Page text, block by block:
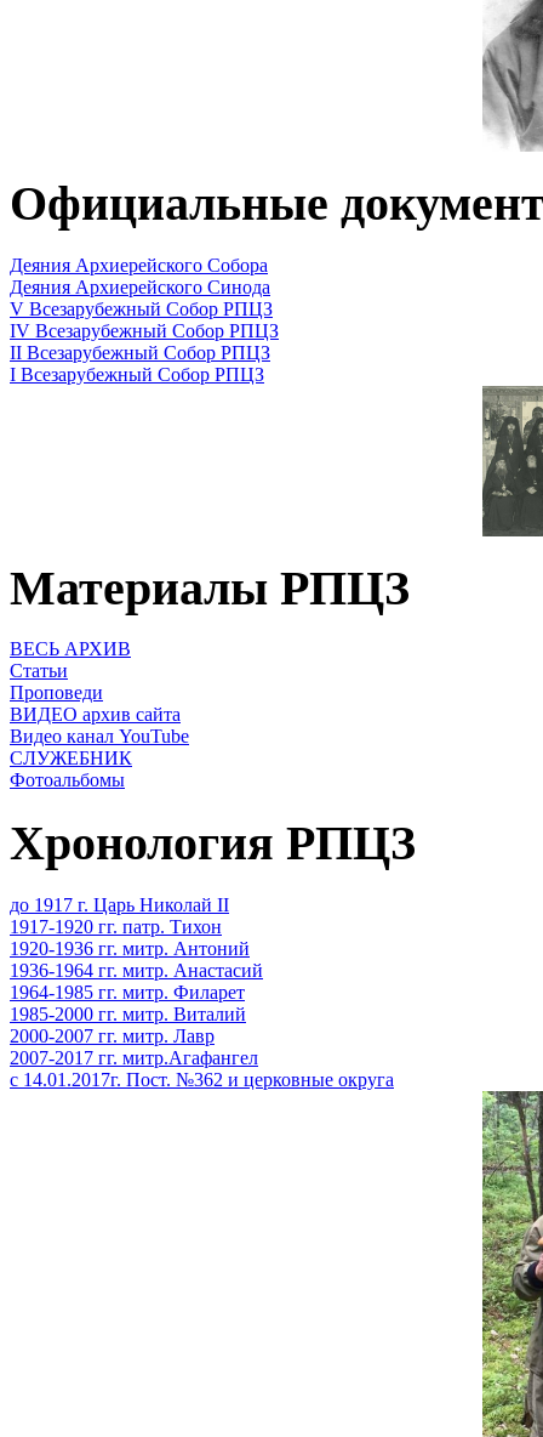
Официальные
Деяния Архиерейского Собора
Деяния Архиерейского Синода
V Всезарубежный Собор РПЦЗ
IV Всезарубежный Собор РПЦЗ
II Всезарубежный Собор РПЦЗ
I Всезарубежный Собор РПЦЗ
Материалы РПЦЗ
ВЕСЬ АРХИВ
Статьи
Проповеди
ВИДЕО архив сайта
Видео канал YouTube
СЛУЖЕБНИК
Фотоальбомы
Хронология РПЦЗ
до 1917 г. Царь Николай II
1917-1920 гг. патр. Тихон
1920-1936 гг. митр. Антоний
1936-1964 гг. митр. Анастасий
1964-1985 гг. митр. Филарет
1985-2000 гг. митр. Виталий
2000-2007 гг. митр. Лавр
2007-2017 гг. митр.Агафангел
с 14.01.2017г. Пост. №362 и церковные округа